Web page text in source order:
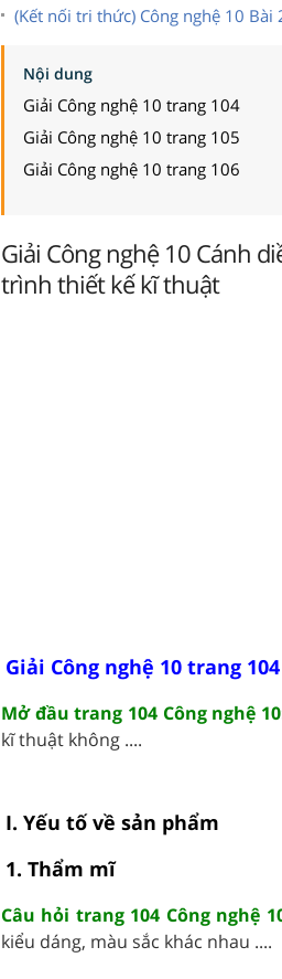
(Kết nối tri thức) Công nghệ 10
Nội dung
Giải Công nghệ 10 trang 104
Giải Công nghệ 10 trang 105
Giải Công nghệ 10 trang 106
Giải Công nghệ 10 Cánh
trình thiết kế kĩ thuật
Giải Công nghệ 10 trang 104
Mở đầu trang 104 Công nghệ
kĩ thuật không ....
I. Yếu tố về sản phẩm
1. Thẩm mĩ
Câu hỏi trang 104 Công nghệ
kiểu dáng, màu sắc khác nhau ....